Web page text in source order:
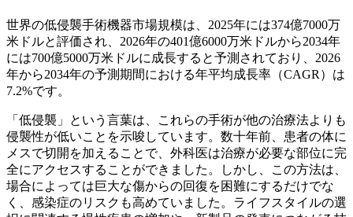
世界の低侵襲手術機器市場規模は、2025年には374億7000万
米ドルと評価され、2026年の401億6000万米ドルから2034年
には700億5000万米ドルに成長すると予測されており、2026
年から2034年の予測期間における年平均成長率（CAGR）は
7.2%です。
「低侵襲」という言葉は、これらの手術が他の治療法よりも
侵襲性が低いことを示唆しています。数十年前、患者の体に
メスで切開を加えることで、外科医は治療が必要な部位に完
全にアクセスすることができました。しかし、この方法は、
場合によっては巨大な傷からの回復を困難にするだけでな
く、感染症のリスクも高めていました。ライフスタイルの選